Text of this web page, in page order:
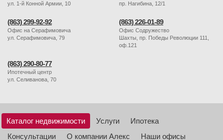
ул. 1-й Конной Армии, 10
пр. Нагибина, 12/1
(863) 299-92-92
Офис на Серафимовича
ул. Серафимовича, 79
(863) 226-01-89
Офис Содружество
Шахты, пр. Победы Революции 111,
оф.121
(863) 290-80-77
Ипотечный центр
ул. Селиванова, 70
Каталог недвижимости Услуги
Ипотека
Консультации
О компании Алекс
Наши офисы